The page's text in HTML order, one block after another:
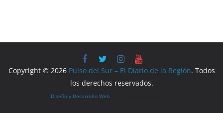
Copyright © 2026 Pulso del Sur – El Diario de la Región. Todos
los derechos reservados.
Diseño y Desarrollo Web